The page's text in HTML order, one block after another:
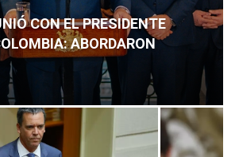
CON EL PRESIDENTE
ABORDARON